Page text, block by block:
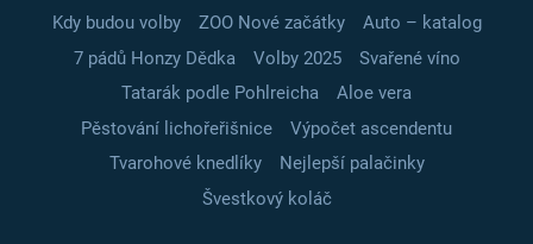
Kdy budou volby
ZOO Nové začátky
Auto – katalog
7 pádů Honzy Dědka
Volby 2025
Svařené víno
Tatarák podle Pohlreicha
Aloe vera
Pěstování lichořeřišnice
Výpočet ascendentu
Tvarohové knedlíky
Nejlepší palačinky
Švestkový koláč